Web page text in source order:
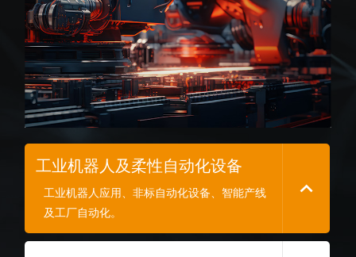
工业机器人及柔性自动化设备
工业机器人应用、非标自动化设备、智能产线
及工厂自动化。